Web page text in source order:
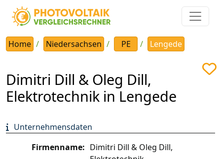
Home Niedersachsen PE Lengede
Dimitri Dill & Oleg Dill,
Elektrotechnik in Lengede
Unternehmensdaten
Firmenname: Dimitri Dill & Oleg Dill,